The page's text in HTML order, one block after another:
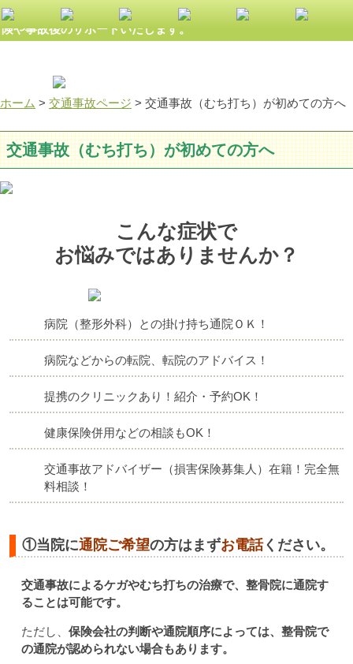
大きな森の整骨院は交通事故による諸症状の施術から、自賠責保
険や事故後のサポートいたします。
ホーム > 交通事故ページ > 交通事故（むち打ち）が初めての方へ
交通事故（むち打ち）が初めての方へ
こんな症状で
お悩みではありませんか？
病院（整形外科）との掛け持ち通院ＯＫ！
病院などからの転院、転院のアドバイス！
提携のクリニックあり！紹介・予約OK！
健康保険併用などの相談もOK！
交通事故アドバイザー（損害保険募集人）在籍！完全無
料相談！
①当院に通院ご希望の方はまずお電話ください。
交通事故によるケガやむち打ちの治療で、整骨院に通院す
ることは可能です。
ただし、 保険会社の判断や通院順序によっては、整骨院で
の通院が認められない場合もあります。